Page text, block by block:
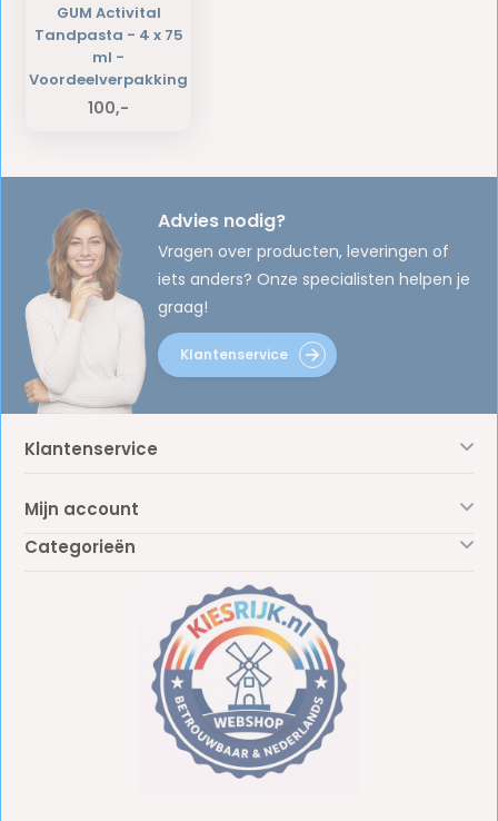
GUM Activital
Tandpasta - 4 x 75
ml -
Voordeelverpakking
100,-
Advies nodig?
Vragen over producten, leveringen of
iets anders? Onze specialisten helpen je
graag!
Klantenservice
Klantenservice
Mijn account
Categorieën